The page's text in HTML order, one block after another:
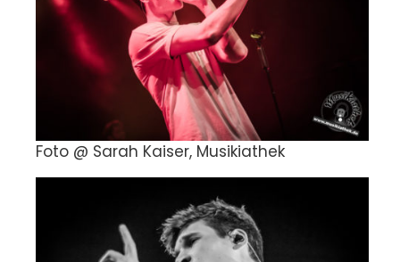
Foto @ Sarah Kaiser, Musikiathek